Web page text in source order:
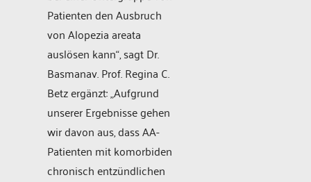
Patienten den Ausbruch
von Alopezia areata
auslösen kann“, sagt Dr.
Basmanav. Prof. Regina C.
Betz ergänzt: „Aufgrund
unserer Ergebnisse gehen
wir davon aus, dass AA-
Patienten mit komorbiden
chronisch entzündlichen